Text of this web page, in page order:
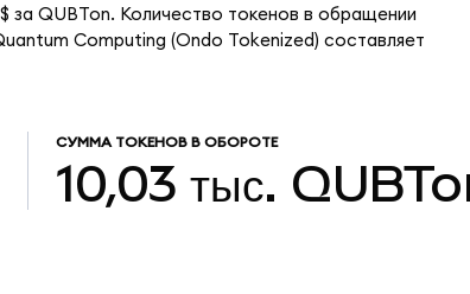
за QUBTon. Количество токенов в обращении
Computing (Ondo Tokenized) составляет
СУММА ТОКЕНОВ В ОБОРОТЕ
10,03 тыс.